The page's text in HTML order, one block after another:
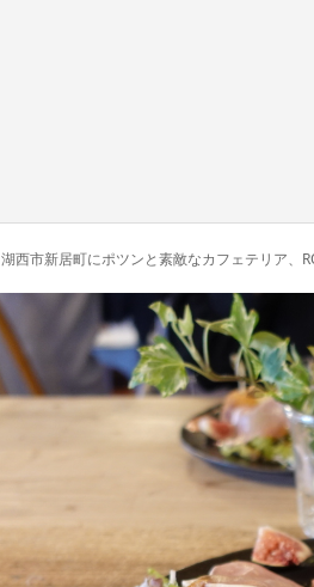
湖西市新居町にポツンと素敵なカフェテリア、